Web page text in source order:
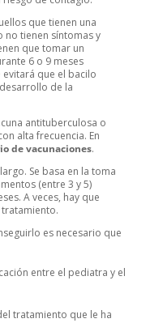
que tienen una
tienen síntomas y
que tomar un
6 o 9 meses
que el bacilo
de la
antituberculosa o
alta frecuencia. En
de vacunaciones.
Se basa en la toma
(entre 3 y 5)
A veces, hay que
es necesario que
entre el pediatra y el
tratamiento que le ha